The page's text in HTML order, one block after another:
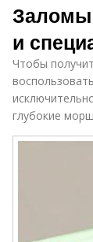
Заломы
и
Чтобы
глубокие